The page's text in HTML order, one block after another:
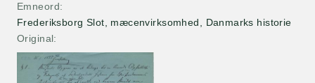
Emneord
Frederiksborg Slot, mæcenvirksomhed, Danmarks historie
Original